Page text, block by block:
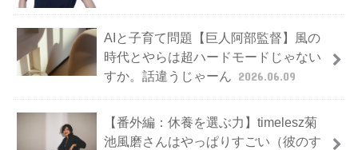
AIと子育て問題【巨人阿部監督】風の
時代とやらは超ハードモードじゃない
すか。話違うじゃーん 2026.06.09
【番外編：休養を選ぶ力】timelesz菊
池風磨さんはやっぱりすごい（彼のす